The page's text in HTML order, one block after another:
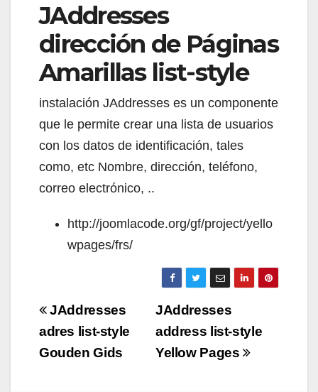
JAddresses
dirección de Páginas
Amarillas list-style
instalación JAddresses es un componente
que le permite crear una lista de usuarios
con los datos de identificación, tales
como, etc Nombre, dirección, teléfono,
correo electrónico, ..
http://joomlacode.org/gf/project/yello
wpages/frs/
Navigazione
articoli
JAddresses
address list-style
Yellow Pages
JAddresses
adres list-style
Gouden Gids